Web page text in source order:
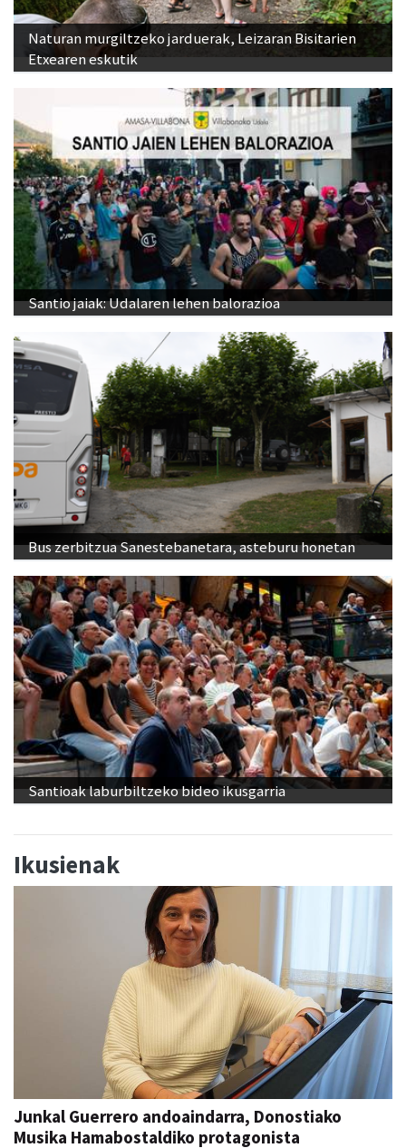
Naturan murgiltzeko jarduerak, Leizaran Bisitarien
Etxearen eskutik
Santio jaiak: Udalaren lehen balorazioa
Bus zerbitzua Sanestebanetara, asteburu honetan
Santioak laburbiltzeko bideo ikusgarria
Ikusienak
Junkal Guerrero andoaindarra, Donostiako
Musika Hamabostaldiko protagonista